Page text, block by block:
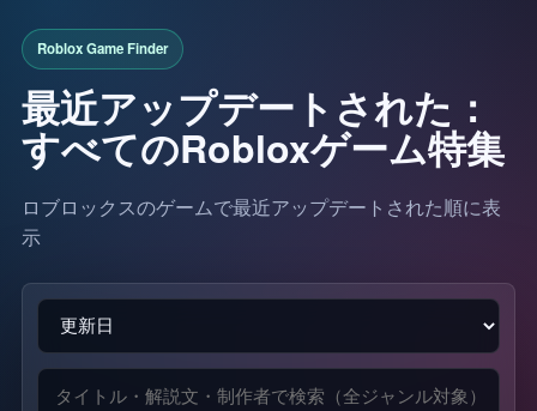
最近アップデートされた：
すべてのRobloxゲーム特集
ロブロックスのゲームで最近アップデートされた順に表
示